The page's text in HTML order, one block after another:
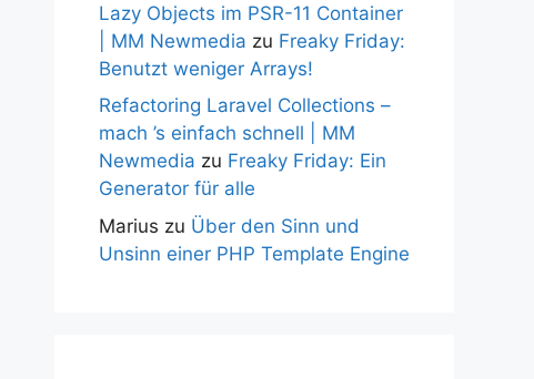
Lazy Objects im PSR-11 Container
| MM Newmedia zu Freaky Friday:
Benutzt weniger Arrays!
Refactoring Laravel Collections –
mach ’s einfach schnell | MM
Newmedia zu Freaky Friday: Ein
Generator für alle
Marius zu Über den Sinn und
Unsinn einer PHP Template Engine